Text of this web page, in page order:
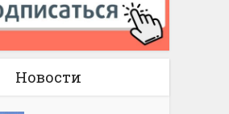
Новости